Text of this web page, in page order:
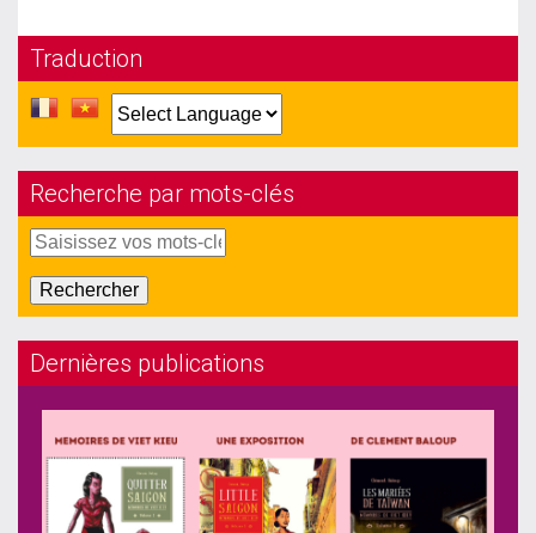
Traduction
Recherche par mots-clés
Dernières publications